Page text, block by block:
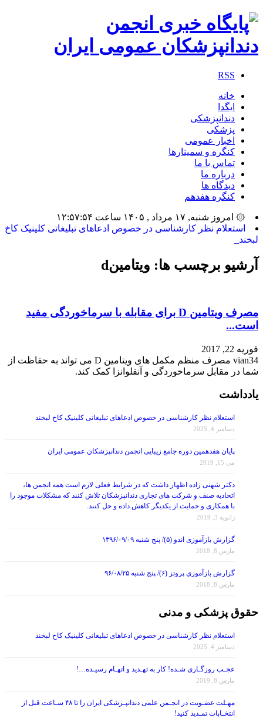
RSS
خانه
ایگدا
دندانپزشکی
پزشکی
اخبار عمومی
کنگره و سمینارها
تماس با ما
درباره ما
دیدگاه ها
کنگره هفدهم
۞ امروز شنبه, ۱۷ مرداد , ۱۴۰۵ ساعت ۱۲:۵۷:۵۴
استعلام نظر کارشناسی در خصوص ادعاهای تبلیغاتی کلینیک کاخ
لبخند_
آرشیو برچسب ها: ویتامینd
مصرف ویتامین D برای مقابله با سرماخوردگی مفید
است...
فوریه 22, 2017
vian34 مصرف منظم مکمل های ویتامین D می تواند به حفاظت از
شما در مقابل سرماخوردگی و آنفلوانزا کمک کند.
یادداشت
استعلام نظر کارشناسی در خصوص ادعاهای تبلیغاتی کلینیک کاخ لبخند
دسامبر 4, 2025
پایان هفدهمین دوره جامع زیبایی انجمن دندانپزشکان عمومی ایران
می 15, 2019
دکتر شهنی زاده اظهار داشت که در شرایط فعلی لازم است همه انجمن ها،
اتحادیه صنف و شرکت های تجاری دندانپزشکان تلاش کنند که مشکلات موجود را
با همکاری و حمایت از یکدیگر کاهش داده و حل کنند.
ژانویه 3, 2019
گزارش بازآموزی اندو (۵)/ پنج شنبه ۱۳۹۶/۰۹/۰۹
مارس 8, 2018
گزارش بازآموزی پروتز (۶)/ پنج شنبه ۹۶/۰۸/۲۵
مارس 8, 2018
حقوق پزشکی و مدنی
استعلام نظر کارشناسی در خصوص ادعاهای تبلیغاتی کلینیک کاخ لبخند
دسامبر 4, 2025
عجـب روزگـاری شـده! کار به تهـدید و اتهـام رسیـده…!
مارس 8, 2019
مهـلت عضـویت در انجـمن علمی دندانپـزشکی ایران را تا ۴۸ سـاعت قبل از
انتخـابات تمـدید کنید!